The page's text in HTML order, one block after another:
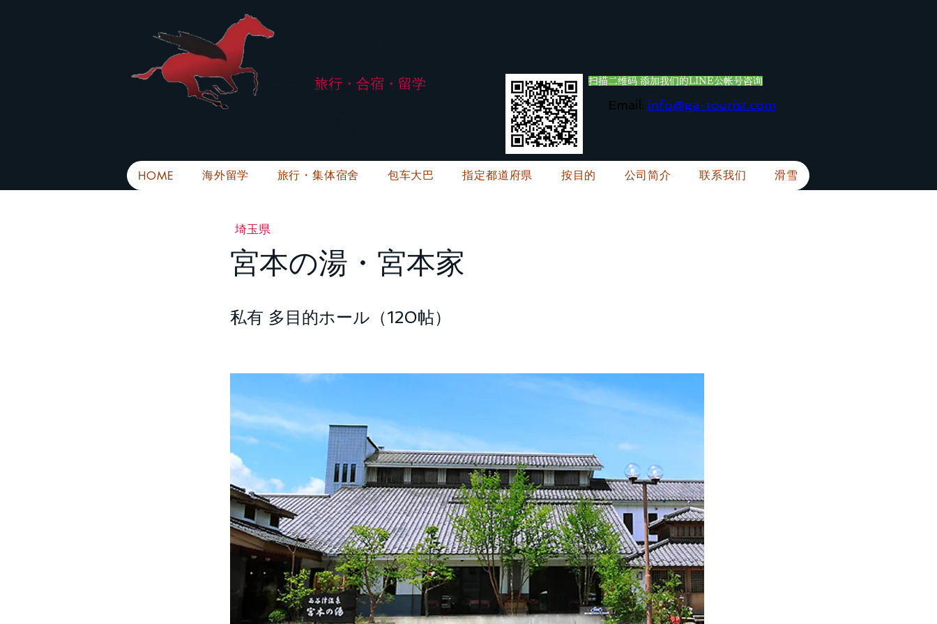
旅行・合宿・留学
お電話での問い合わせは承っておりません。
扫描二维码 添加我们的LINE公帐号咨询
Email: info@ga-tourist.com
HOME 海外留学 旅行・集体宿舍 包车大巴 指定都道府県 按目的 公司简介 联系我们 滑雪
埼玉県
宮本の湯・宮本家
私有 多目的ホール（120帖）